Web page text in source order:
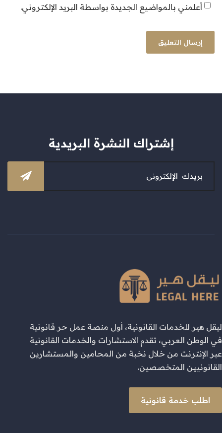
أعلمني بالمواضيع الجديدة بواسطة البريد الإلكتروني.
إشتراك النشرة البريدية
ليقل هير للخدمات القانونية، أول منصة عمل حر قانونية
في الوطن العربي، تقدم الاستشارات والخدمات القانونية
عبر الإنترنت من خلال نخبة من المحامين والمستشارين
القانونيين المتخصصين.
اطلب خدمة قانونية